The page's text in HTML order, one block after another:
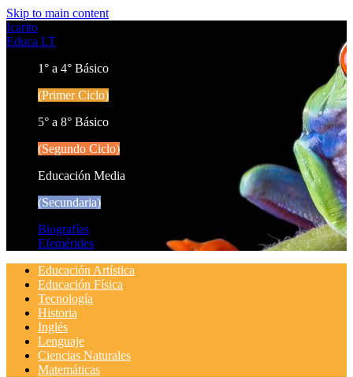
Skip to main content
Icarito
Educa LT
1° a 4° Básico
(Primer Ciclo)
5° a 8° Básico
(Segundo Ciclo)
Educación Media
(Secundaria)
Biografías
Efemérides
Educación Artística
Educación Física
Tecnología
Historia
Inglés
Lenguaje
Ciencias Naturales
Matemáticas